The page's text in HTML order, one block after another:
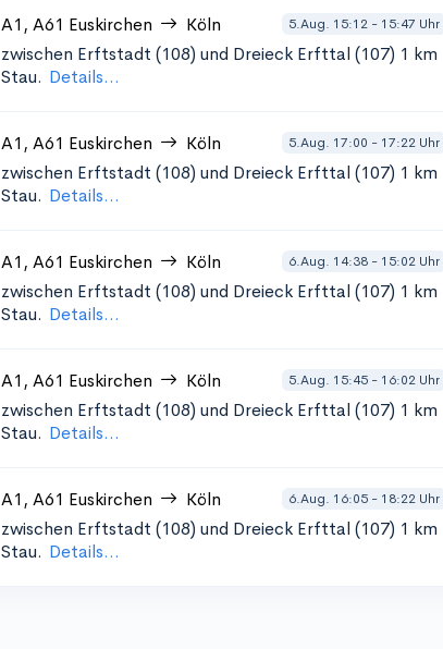
A1, A61 Euskirchen Köln 5.Aug. 15:12 - 15:47 Uhr
zwischen Erftstadt (108) und Dreieck Erfttal (107) 1 km
Stau. Details...
A1, A61 Euskirchen Köln 5.Aug. 17:00 - 17:22 Uhr
zwischen Erftstadt (108) und Dreieck Erfttal (107) 1 km
Stau. Details...
A1, A61 Euskirchen Köln 6.Aug. 14:38 - 15:02 Uhr
zwischen Erftstadt (108) und Dreieck Erfttal (107) 1 km
Stau. Details...
A1, A61 Euskirchen Köln 5.Aug. 15:45 - 16:02 Uhr
zwischen Erftstadt (108) und Dreieck Erfttal (107) 1 km
Stau. Details...
A1, A61 Euskirchen Köln 6.Aug. 16:05 - 18:22 Uhr
zwischen Erftstadt (108) und Dreieck Erfttal (107) 1 km
Stau. Details...